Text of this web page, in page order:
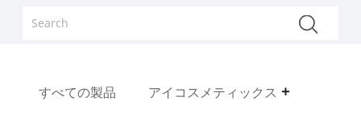
すべての製品 アイコスメティックス